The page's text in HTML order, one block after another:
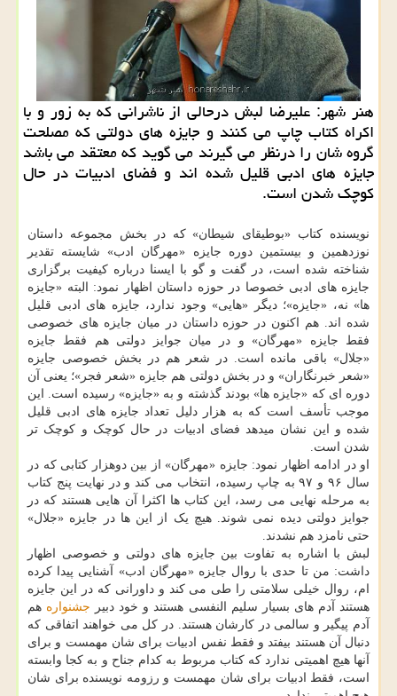
هنر شهر: علیرضا لبش درحالی از ناشرانی كه به زور و با
اكراه كتاب چاپ می كنند و جایزه های دولتی كه مصلحت
گروه شان را درنظر می گیرند می گوید كه معتقد می باشد
جایزه های ادبی قلیل شده اند و فضای ادبیات در حال
كوچك شدن است.
نویسنده کتاب «بوطیقای شیطان» که در بخش مجموعه داستان
نوزدهمین و بیستمین دوره جایزه «مهرگان ادب» شایسته تقدیر
شناخته شده است، در گفت و گو با ایسنا درباره کیفیت برگزاری
جایزه های ادبی خصوصا در حوزه داستان اظهار نمود: البته «جایزه
ها» نه، «جایزه»؛ دیگر «هایی» وجود ندارد، جایزه های ادبی قلیل
شده اند. هم اکنون در حوزه داستان در میان جایزه های خصوصی
فقط جایزه «مهرگان» و در میان جوایز دولتی هم فقط جایزه
«جلال» باقی مانده است. در شعر هم در بخش خصوصی جایزه
«شعر خبرنگاران» و در بخش دولتی هم جایزه «شعر فجر»؛ یعنی آن
دوره ای که «جایزه ها» بودند گذشته و به «جایزه» رسیده است. این
موجب تأسف است که به هزار دلیل تعداد جایزه های ادبی قلیل
شده و این نشان میدهد فضای ادبیات در حال کوچک و کوچک تر
شدن است.
او در ادامه اظهار نمود: جایزه «مهرگان» از بین دوهزار کتابی که در
سال ۹۶ و ۹۷ به چاپ رسیده، انتخاب می کند و در نهایت پنج کتاب
به مرحله نهایی می رسد، این کتاب ها اکثرا آن هایی هستند که در
جوایز دولتی دیده نمی شوند. هیچ یک از این ها در جایزه «جلال»
حتی نامزد هم نشدند.
لبش با اشاره به تفاوت بین جایزه های دولتی و خصوصی اظهار
داشت: من تا حدی با روال جایزه «مهرگان ادب» آشنایی پیدا کرده
ام، روال خیلی سلامتی را طی می کند و داورانی که در این جایزه
هستند آدم های بسیار سلیم النفسی هستند و خود دبیر جشنواره هم
آدم پیگیر و سالمی در کارشان هستند. در کل می خواهند اتفاقی که
دنبال آن هستند بیفتد و فقط نفس ادبیات برای شان مهمست و برای
آنها هیچ اهمیتی ندارد که کتاب مربوط به کدام جناح و به کجا وابسته
است، فقط ادبیات برای شان مهمست و رزومه نویسنده برای شان